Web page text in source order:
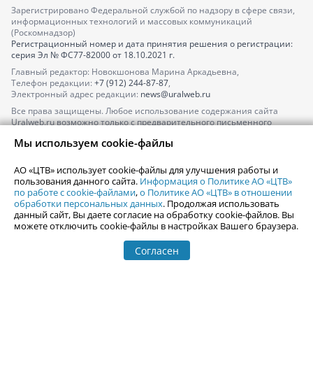
Зарегистрировано Федеральной службой по надзору в сфере связи,
информационных технологий и массовых коммуникаций
(Роскомнадзор)
Регистрационный номер и дата принятия решения о регистрации:
серия Эл № ФС77-82000от 18.10.2021 г.
Главный редактор: Новокшонова Марина Аркадьевна,
Телефон редакции: +7 (912) 244-87-87,
Электронный адрес редакции: news@uralweb.ru
Все права защищены. Любое использование содержания сайта
Uralweb.ru возможно только с предварительного письменного
По вопросам размещения рекламы обращайтесь по тел.
По вопросам размещения информации в разделе «Афиша»
afisha@uralweb.ru
Пользовательское соглашение на использование сайта
Политика АО «ЦТВ» в отношении обработки персональных данных
Мы используем cookie-файлы
АО «ЦТВ» использует cookie-файлы для улучшения работы и
пользования данного сайта. Информация о Политике АО «ЦТВ»
по работе с cookie-файлами,о Политике АО «ЦТВ» в отношении
обработки персональных данных. Продолжая использовать
данный сайт, Вы даете согласие на обработку cookie-файлов. Вы
можете отключить cookie-файлы в настройках Вашего браузера.
Согласен